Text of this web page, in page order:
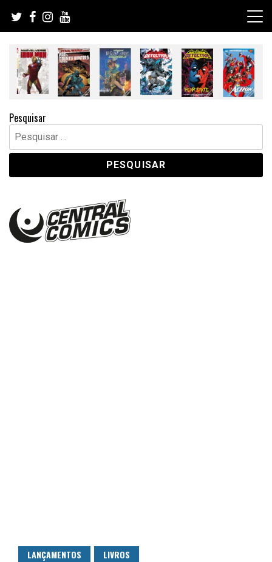
content
Pesquisar
Pesquisar
por:
Central Comics
LANÇAMENTOS LIVROS